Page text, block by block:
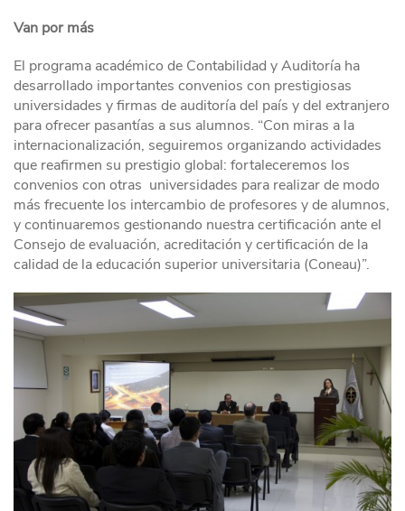
Van por más
El programa académico de Contabilidad y Auditoría ha
desarrollado importantes convenios con prestigiosas
universidades y firmas de auditoría del país y del extranjero
para ofrecer pasantías a sus alumnos. “Con miras a la
internacionalización, seguiremos organizando actividades
que reafirmen su prestigio global: fortaleceremos los
convenios con otras universidades para realizar de modo
más frecuente los intercambio de profesores y de alumnos,
y continuaremos gestionando nuestra certificación ante el
Consejo de evaluación, acreditación y certificación de la
calidad de la educación superior universitaria (Coneau)”.